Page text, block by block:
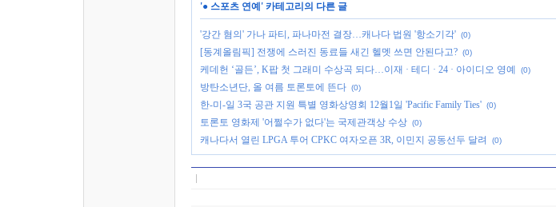
'● 스포츠 연예 ' 카테고리의 다른 글
'강간 혐의' 가나 파티, 파나마전 결장…캐나다 법원 '항소기각' (0)
[동계올림픽] 전쟁에 스러진 동료들 새긴 헬멧 쓰면 안된다고? (0)
케데헌 ‘골든’, K팝 첫 그래미 수상곡 되다…이재 · 테디 · 24 · 아이디오 영예 (0)
방탄소년단, 올 여름 토론토에 뜬다 (0)
한-미-일 3국 공관 지원 특별 영화상영회 12월1일 'Pacific Family Ties' (0)
토론토 영화제 '어쩔수가 없다'는 국제관객상 수상 (0)
캐나다서 열린 LPGA 투어 CPKC 여자오픈 3R, 이민지 공동선두 달려 (0)